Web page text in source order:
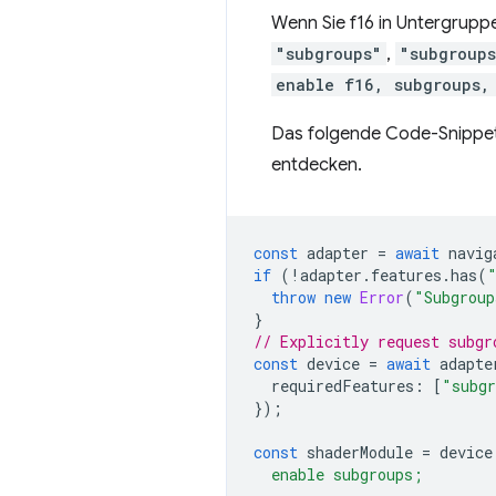
Wenn Sie f16 in
"subgroups" ,
enable f16, subgroups,
Das folgende Code-
entdecken.
const adapter = await
if ( ! adapter . features .has(
throw new Error(
}
// Explicitly request
const device = await
requiredFeatures : [
});
const shaderModule = device
  enable subgroups;